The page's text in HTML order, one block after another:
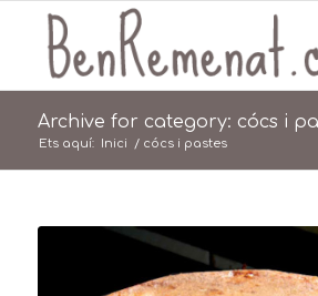
Archive for category: cócs i
Ets aquí: Inici / cócs i pastes